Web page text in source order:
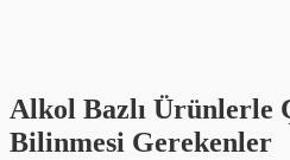
Alkol Bazlı Ürünlerle
Bilinmesi Gerekenler